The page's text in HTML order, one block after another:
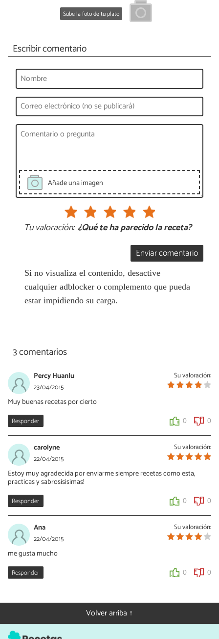
Sube la foto de tu plato
Escribir comentario
Añade una imagen
Tu valoración: ¿Qué te ha parecido la receta?
Enviar comentario
Si no visualiza el contenido, desactive
cualquier adblocker o complemento que pueda
estar impidiendo su carga.
3 comentarios
Su valoración:
Percy Huanlu
23/04/2015
Muy buenas recetas por cierto
Responder 0 0
Su valoración:
carolyne
22/04/2015
Estoy muy agradecida por enviarme siempre recetas como esta,
practicas y sabrosisisimas!
Responder 0 0
Su valoración:
Ana
22/04/2015
me gusta mucho
Responder 0 0
Volver arriba ↑